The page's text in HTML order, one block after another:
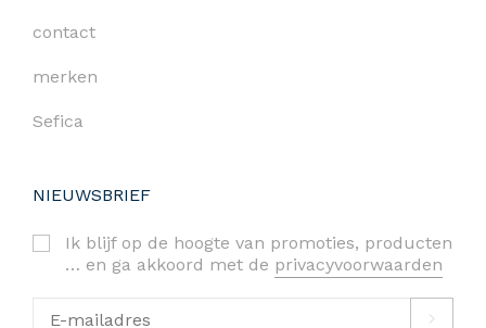
contact
merken
Sefica
NIEUWSBRIEF
Ik blijf op de hoogte van promoties, producten
… en ga akkoord met de privacyvoorwaarden